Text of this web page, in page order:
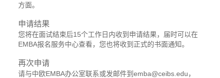
方面。
申请结果
您将在面试结束后15个工作日内收到申请结果，届时可以在
EMBA报名服务中心查看，您也将收到正式的书面通知。
再次申请
请与中欧EMBA办公室联系或发邮件到emba@ceibs.edu，